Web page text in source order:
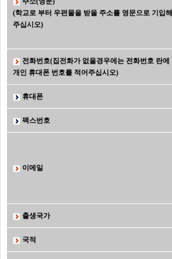
(학교로 부터 우편물을 받을 주소를 영문으로 기입해
주십시오)
전화번호(집전화가 없을경우에는 전화번호 란에
개인 휴대폰 번호를 적어주십시오)
휴대폰
팩스번호
이메일
출생국가
국적